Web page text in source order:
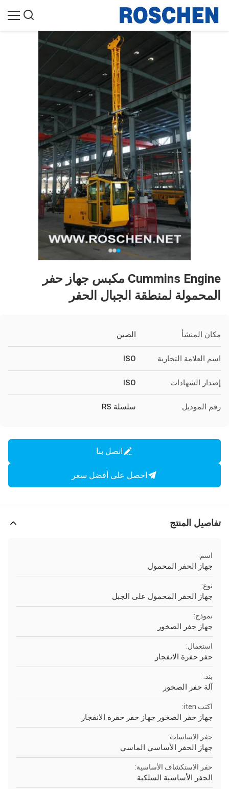
Cummins Engine مكبس جهاز حفر
المحمولة لمنطقة الجبال الحفر
مكان المنشأ الصين
اسم العلامة التجارية ISO
إصدار الشهادات ISO
رقم الموديل سلسلة RS
اتصل بنا
احصل على أفضل سعر
تفاصيل المنتج
اسم:
جهاز الحفر المحمول
نوع:
جهاز الحفر المحمول على الجبل
نموذج:
جهاز حفر الصخور
استعمال:
حفر حفرة الانفجار
بند:
آلة حفر الصخور
اكتب iten:
جهاز حفر الصخور جهاز حفر حفرة الانفجار
حفر الاساسات:
جهاز الحفر الأساسي الماسي
حفر الاستكشاف الأساسية:
الحفر الأساسية السلكية